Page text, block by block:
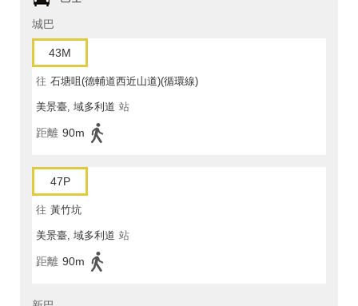
城巴
43M
往 石塘咀(德輔道西近山道)(循環線)
美景臺, 域多利道 站
距離 90m
47P
往 黃竹坑
美景臺, 域多利道 站
距離 90m